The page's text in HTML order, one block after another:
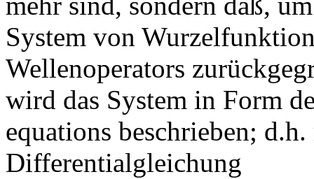
System von
Wellenoperators
wird das System in Form
equations beschrieben;
Differentialgleichung